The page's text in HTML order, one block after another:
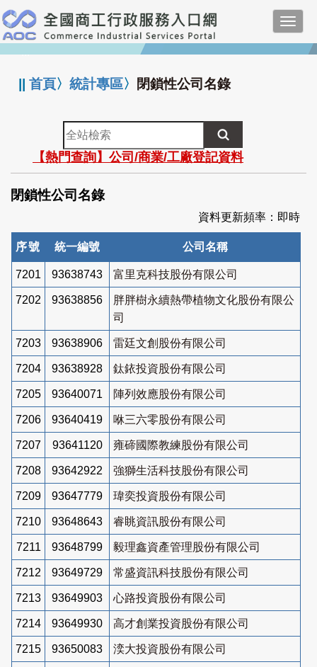
跳
到
主
要
:::
||首頁〉統計專區〉 閉鎖性公司名錄
全
站
檢
索
【熱門查詢】公司/商業/工廠登記資料
閉鎖性公司名錄
資料更新頻率：即時
序號 統一編號 公司名稱
7201 93638743 富里克科技股份有限公司
7202 93638856
胖胖樹永續熱帶植物文化股份有限公
司
7203 93638906 雷廷文創股份有限公司
7204 93638928 鈦銥投資股份有限公司
7205 93640071 陣列效應股份有限公司
7206 93640419 咻三六零股份有限公司
7207 93641120 雍碲國際教練股份有限公司
7208 93642922 強獅生活科技股份有限公司
7209 93647779 瑋奕投資股份有限公司
7210 93648643 睿眺資訊股份有限公司
7211 93648799 毅理鑫資產管理股份有限公司
7212 93649729 常盛資訊科技股份有限公司
7213 93649903 心路投資股份有限公司
7214 93649930 高才創業投資股份有限公司
7215 93650083 湙大投資股份有限公司